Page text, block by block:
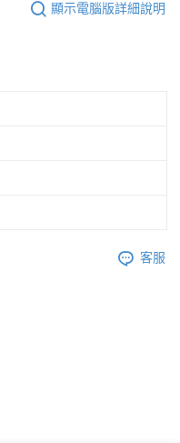
顯示電腦版詳細說明
客服